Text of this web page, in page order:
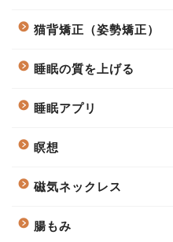
猫背矯正（姿勢矯正）
睡眠の質を上げる
睡眠アプリ
瞑想
磁気ネックレス
腸もみ